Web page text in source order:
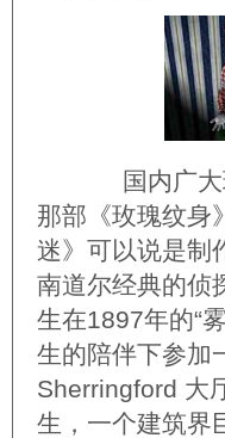
国内广大玩
那部《玫瑰纹身
迷》可以说是制
南道尔经典的侦
生在1897年的“
生的陪伴下参加
Sherringford 大
生，一个建筑界